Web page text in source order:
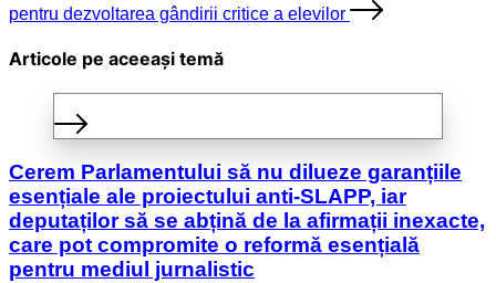
pentru dezvoltarea gândirii critice a elevilor
Articole pe aceeași temă
Cerem Parlamentului să nu dilueze garanțiile
esențiale ale proiectului anti-SLAPP, iar
deputaților să se abțină de la afirmații inexacte,
care pot compromite o reformă esențială
pentru mediul jurnalistic